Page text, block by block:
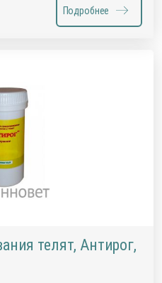
Подробнее
телят, Антирог,